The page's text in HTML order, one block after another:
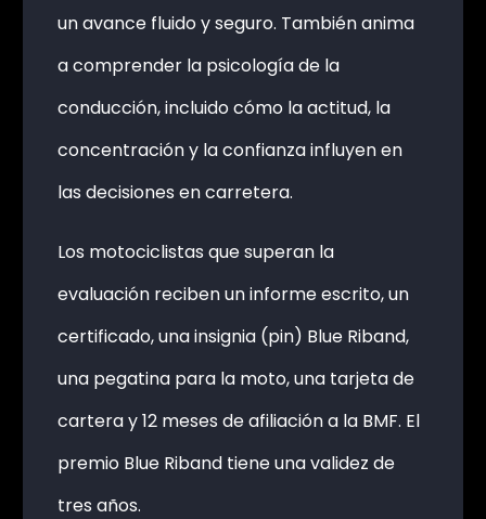
un avance fluido y seguro. También anima
a comprender la psicología de la
conducción, incluido cómo la actitud, la
concentración y la confianza influyen en
las decisiones en carretera.
Los motociclistas que superan la
evaluación reciben un informe escrito, un
certificado, una insignia (pin) Blue Riband,
una pegatina para la moto, una tarjeta de
cartera y 12 meses de afiliación a la BMF. El
premio Blue Riband tiene una validez de
tres años.